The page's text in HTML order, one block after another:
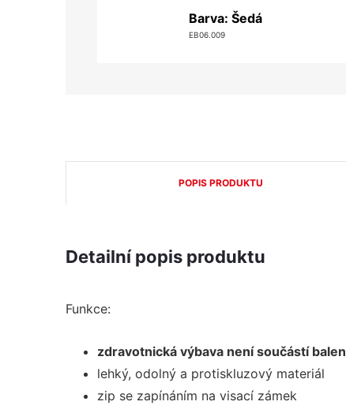
Barva: Šedá
EB06.009
POPIS PRODUKTU
Detailní popis produktu
Funkce:
zdravotnická výbava není součástí
lehký, odolný a protiskluzový materiál
zip se zapínáním na visací zámek